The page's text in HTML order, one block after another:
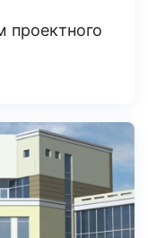
проектного